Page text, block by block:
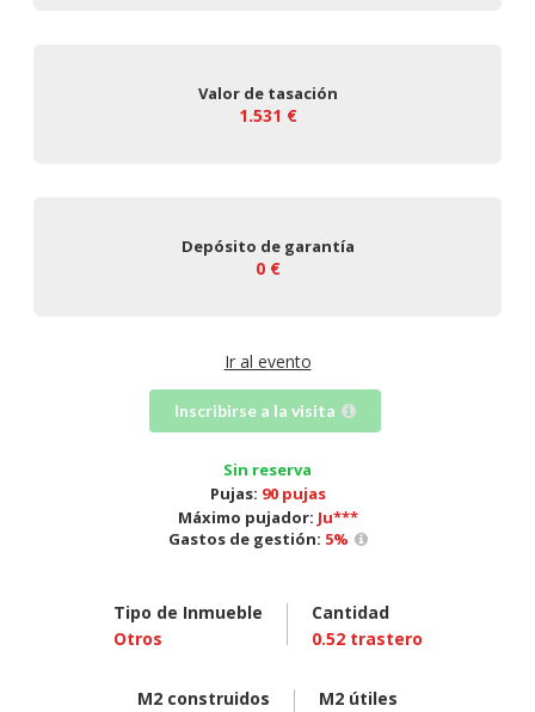
Valor de tasación
1.531 €
Depósito de garantía
0 €
Ir al evento
Inscribirse a la visita
Sin reserva
Pujas: 90 pujas
Máximo pujador: Ju***
Gastos de gestión: 5%
Tipo de Inmueble
Otros
Cantidad
0.52 trastero
M2 construidos
M2 útiles